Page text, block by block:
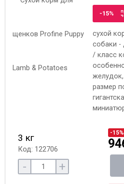
-15%
сухой
собаки -
/ класс
размер
3 кг
Код: 122706
-15%
- +